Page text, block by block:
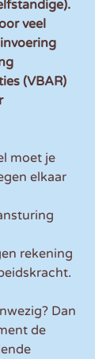
veel
(VBAR)
moet je
elkaar
rekening
Dan
de